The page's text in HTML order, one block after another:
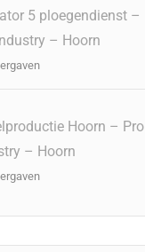
5 ploegendienst –
– Hoorn
Hoorn – Pro
– Hoorn